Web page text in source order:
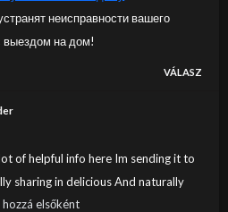
неисправности вашего
выездом на дом!
VÁLASZ
of helpful info here Im sending it to
sharing in delicious And naturally
hozzá elsőként